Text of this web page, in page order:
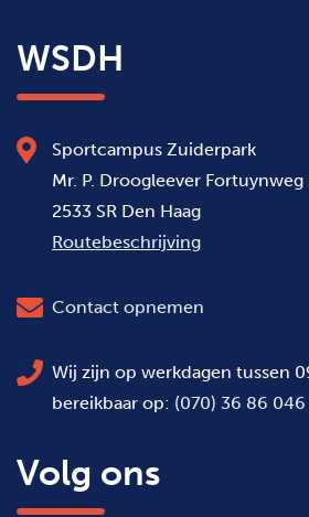
WSDH
Sportcampus Zuiderpark
Mr. P. Droogleever Fortuynweg
2533 SR Den Haag
Routebeschrijving
Contact opnemen
Wij zijn op werkdagen tussen
bereikbaar op: (070) 36 86 046
Volg ons